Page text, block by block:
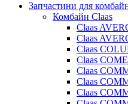
Запчастини для
Комбайн Claas
Claas
Claas
Claas
Claas
Claas
Claas
Claas